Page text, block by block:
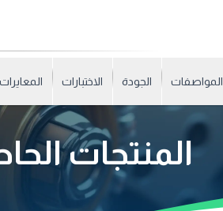
المواصفات الجودة الاختبارات
المنتجات